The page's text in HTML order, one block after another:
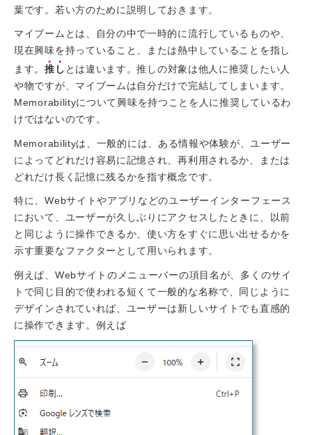
葉です。若い方のために説明しておきます。
マイブームとは、自分の中で一時的に流行しているものや、
現在興味を持っていること、または熱中していることを指し
ます。推し とは違います。推しの対象は他人に推奨したい人
や物ですが、マイブームは自分だけで完結してしまいます。
Memorabilityについて興味を持つことを人に推奨しているわ
けではないのです。
Memorabilityは、一般的には、ある情報や体験が、ユーザー
によってどれだけ容易に記憶され、再利用されるか、または
どれだけ長く記憶に残るかを指す概念です。
特に、Webサイトやアプリなどのユーザーインターフェース
において、ユーザーが久しぶりにアクセスしたときに、以前
と同じように操作できるか、使い方をすぐに思い出せるかを
示す重要なファクターとして用いられます。
例えば、Webサイトのメニューバーの項目名が、多くのサイ
トで同じ目的で使われる短くて一般的な名称で、同じように
デザインされていれば、ユーザーは新しいサイトでも直感的
に操作できます。例えば